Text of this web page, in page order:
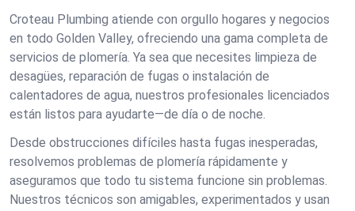
Croteau Plumbing atiende con orgullo hogares y negocios
en todo Golden Valley, ofreciendo una gama completa de
servicios de plomería. Ya sea que necesites limpieza de
desagües, reparación de fugas o instalación de
calentadores de agua, nuestros profesionales licenciados
están listos para ayudarte—de día o de noche.
Desde obstrucciones difíciles hasta fugas inesperadas,
resolvemos problemas de plomería rápidamente y
aseguramos que todo tu sistema funcione sin problemas.
Nuestros técnicos son amigables, experimentados y usan